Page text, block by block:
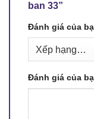
ban 33”
Đánh giá của
Đánh giá của